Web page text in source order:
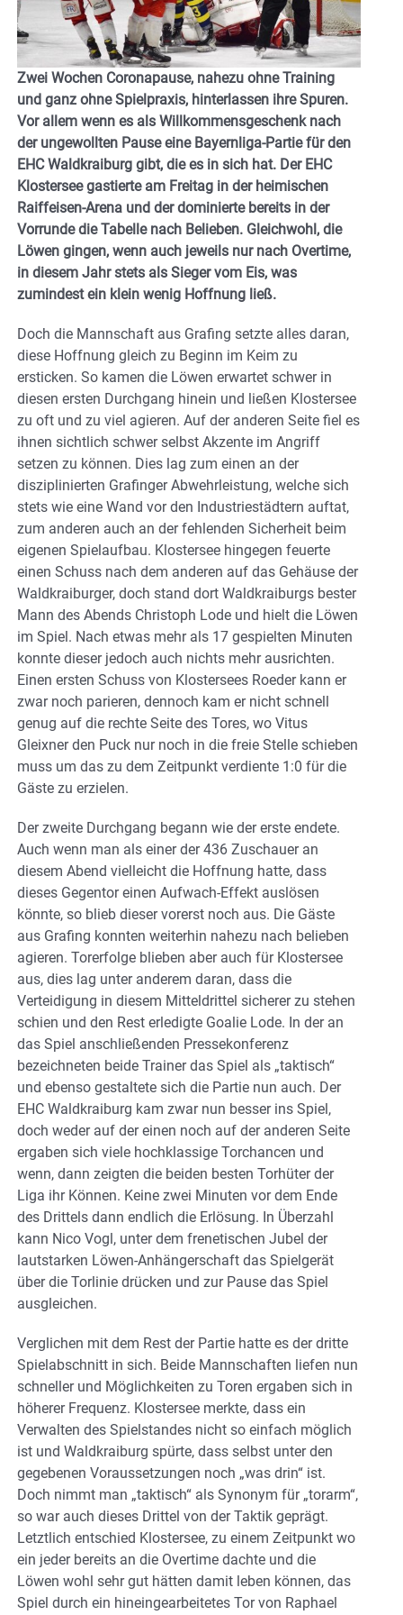
Zwei Wochen Coronapause, nahezu ohne Training
und ganz ohne Spielpraxis, hinterlassen ihre Spuren.
Vor allem wenn es als Willkommensgeschenk nach
der ungewollten Pause eine Bayernliga-Partie für den
EHC Waldkraiburg gibt, die es in sich hat. Der EHC
Klostersee gastierte am Freitag in der heimischen
Raiffeisen-Arena und der dominierte bereits in der
Vorrunde die Tabelle nach Belieben. Gleichwohl, die
Löwen gingen, wenn auch jeweils nur nach Overtime,
in diesem Jahr stets als Sieger vom Eis, was
zumindest ein klein wenig Hoffnung ließ.
Doch die Mannschaft aus Grafing setzte alles daran,
diese Hoffnung gleich zu Beginn im Keim zu
ersticken. So kamen die Löwen erwartet schwer in
diesen ersten Durchgang hinein und ließen Klostersee
zu oft und zu viel agieren. Auf der anderen Seite fiel es
ihnen sichtlich schwer selbst Akzente im Angriff
setzen zu können. Dies lag zum einen an der
disziplinierten Grafinger Abwehrleistung, welche sich
stets wie eine Wand vor den Industriestädtern auftat,
zum anderen auch an der fehlenden Sicherheit beim
eigenen Spielaufbau. Klostersee hingegen feuerte
einen Schuss nach dem anderen auf das Gehäuse der
Waldkraiburger, doch stand dort Waldkraiburgs bester
Mann des Abends Christoph Lode und hielt die Löwen
im Spiel. Nach etwas mehr als 17 gespielten Minuten
konnte dieser jedoch auch nichts mehr ausrichten.
Einen ersten Schuss von Klostersees Roeder kann er
zwar noch parieren, dennoch kam er nicht schnell
genug auf die rechte Seite des Tores, wo Vitus
Gleixner den Puck nur noch in die freie Stelle schieben
muss um das zu dem Zeitpunkt verdiente 1:0 für die
Gäste zu erzielen.
Der zweite Durchgang begann wie der erste endete.
Auch wenn man als einer der 436 Zuschauer an
diesem Abend vielleicht die Hoffnung hatte, dass
dieses Gegentor einen Aufwach-Effekt auslösen
könnte, so blieb dieser vorerst noch aus. Die Gäste
aus Grafing konnten weiterhin nahezu nach belieben
agieren. Torerfolge blieben aber auch für Klostersee
aus, dies lag unter anderem daran, dass die
Verteidigung in diesem Mitteldrittel sicherer zu stehen
schien und den Rest erledigte Goalie Lode. In der an
das Spiel anschließenden Pressekonferenz
bezeichneten beide Trainer das Spiel als „taktisch“
und ebenso gestaltete sich die Partie nun auch. Der
EHC Waldkraiburg kam zwar nun besser ins Spiel,
doch weder auf der einen noch auf der anderen Seite
ergaben sich viele hochklassige Torchancen und
wenn, dann zeigten die beiden besten Torhüter der
Liga ihr Können. Keine zwei Minuten vor dem Ende
des Drittels dann endlich die Erlösung. In Überzahl
kann Nico Vogl, unter dem frenetischen Jubel der
lautstarken Löwen-Anhängerschaft das Spielgerät
über die Torlinie drücken und zur Pause das Spiel
ausgleichen.
Verglichen mit dem Rest der Partie hatte es der dritte
Spielabschnitt in sich. Beide Mannschaften liefen nun
schneller und Möglichkeiten zu Toren ergaben sich in
höherer Frequenz. Klostersee merkte, dass ein
Verwalten des Spielstandes nicht so einfach möglich
ist und Waldkraiburg spürte, dass selbst unter den
gegebenen Voraussetzungen noch „was drin“ ist.
Doch nimmt man „taktisch“ als Synonym für „torarm“,
so war auch dieses Drittel von der Taktik geprägt.
Letztlich entschied Klostersee, zu einem Zeitpunkt wo
ein jeder bereits an die Overtime dachte und die
Löwen wohl sehr gut hätten damit leben können, das
Spiel durch ein hineingearbeitetes Tor von Raphael